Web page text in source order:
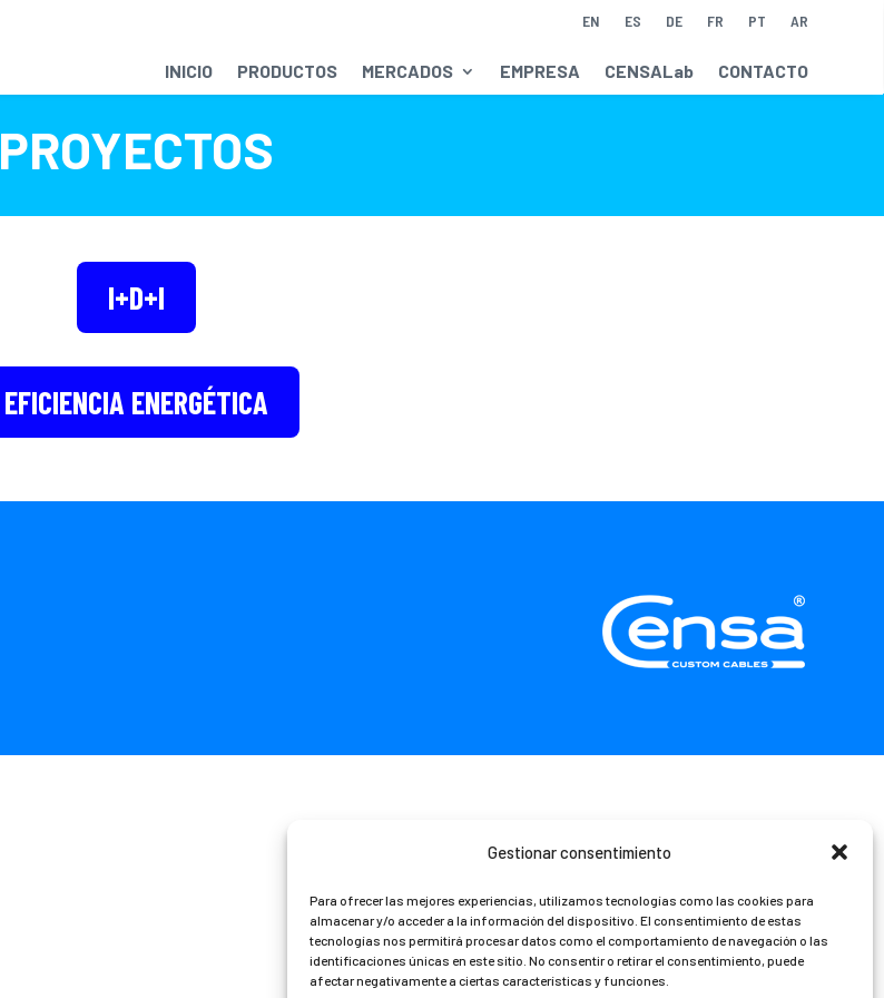
Gestionar consentimiento
Para ofrecer las mejores experiencias, utilizamos tecnologías como las cookies para
almacenar y/o acceder a la información del dispositivo. El consentimiento de estas
tecnologías nos permitirá procesar datos como el comportamiento de navegación o las
identificaciones únicas en este sitio. No consentir o retirar el consentimiento, puede
afectar negativamente a ciertas características y funciones.
EN ES DE FR PT AR
INICIO PRODUCTOS MERCADOS EMPRESA CENSALab CONTACTO
PROYECTOS
I+D+I
EFICIENCIA ENERGÉTICA